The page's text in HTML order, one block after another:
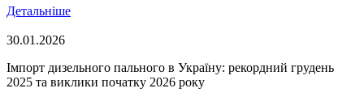
Детальніше
30.01.2026
Імпорт дизельного пального в Україну: рекордний грудень
2025 та виклики початку 2026 року